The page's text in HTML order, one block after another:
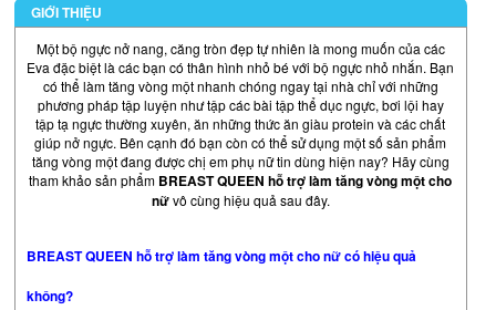
GIỚI THIỆU
Một bộ ngực nở nang, căng tròn đẹp tự nhiên là mong muốn của các
Eva đặc biệt là các bạn có thân hình nhỏ bé với bộ ngực nhỏ nhắn. Bạn
có thể làm tăng vòng một nhanh chóng ngay tại nhà chỉ với những
phương pháp tập luyện như tập các bài tập thể dục ngực, bơi lội hay
tập tạ ngực thường xuyên, ăn những thức ăn giàu protein và các chất
giúp nở ngực. Bên cạnh đó bạn còn có thể sử dụng một số sản phẩm
tăng vòng một đang được chị em phụ nữ tin dùng hiện nay? Hãy cùng
tham khảo sản phẩm BREAST QUEEN hỗ trợ làm tăng vòng một cho
nữvô cùng hiệu quả sau đây.
BREAST QUEEN hỗ trợ làm tăng vòng một cho nữ có hiệu quả
không?